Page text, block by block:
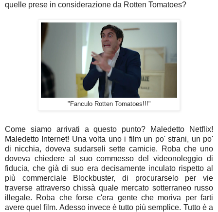
quelle prese in considerazione da Rotten Tomatoes?
"Fanculo Rotten Tomatoes!!!"
Come siamo arrivati a questo punto? Maledetto Netflix!
Maledetto Internet! Una volta uno i film un po' strani, un po'
di nicchia, doveva sudarseli sette camicie. Roba che uno
doveva chiedere al suo commesso del videonoleggio di
fiducia, che già di suo era decisamente inculato rispetto al
più commerciale Blockbuster, di procurarselo per vie
traverse attraverso chissà quale mercato sotterraneo russo
illegale. Roba che forse c'era gente che moriva per farti
avere quel film. Adesso invece è tutto più semplice. Tutto è a